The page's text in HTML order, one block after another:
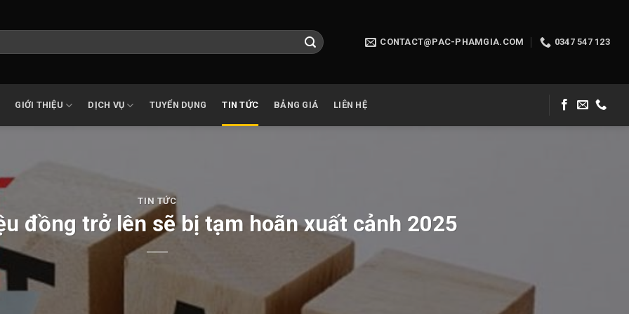
CONTACT@PAC-PHAMGIA.COM 0347 547 123
GIỚI THIỆU DỊCH VỤ TUYỂN DỤNG TIN TỨC BẢNG GIÁ LIÊN HỆ
TIN TỨC
đồng trở lên sẽ bị tạm hoãn xuất cảnh 2025